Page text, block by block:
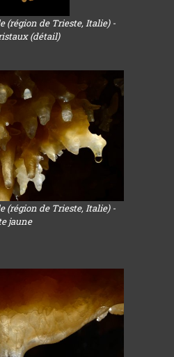
(région de Trieste, Italie) -
(détail)
(région de Trieste, Italie) -
jaune